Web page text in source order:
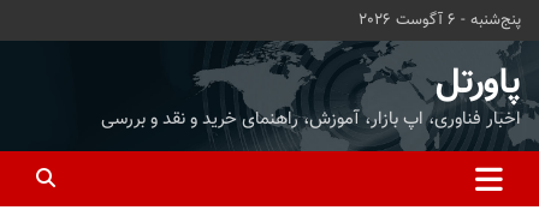
محتوا
بروید
پنج‌شنبه - 6 آگوست 2026
پاورتل
اخبار فناوری، اپ بازار، آموزش، راهنمای خرید و نقد و بررسی